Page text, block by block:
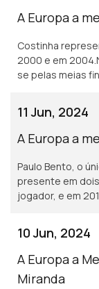
A Europa a
Costinha
2000 e em
se pelas meias
11 Jun, 2024
A Europa a
Paulo Bento, o
presente em
jogador, e em
10 Jun, 2024
A Europa a
Miranda